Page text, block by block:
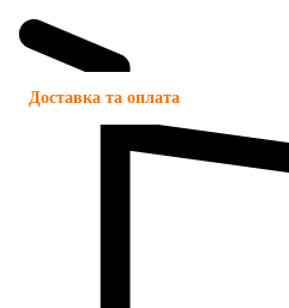
Доставка та оплата